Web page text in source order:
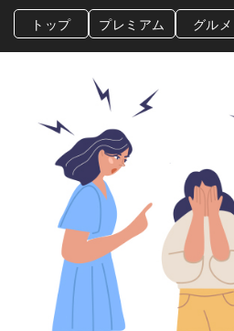
トップ プレミアム グルメ